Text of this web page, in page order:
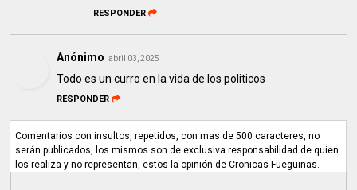
RESPONDER
Anónimo abril 03, 2025
Todo es un curro en la vida de los politicos
RESPONDER
Comentarios con insultos, repetidos, con mas de 500 caracteres, no
serán publicados, los mismos son de exclusiva responsabilidad de quien
los realiza y no representan, estos la opinión de Cronicas Fueguinas.